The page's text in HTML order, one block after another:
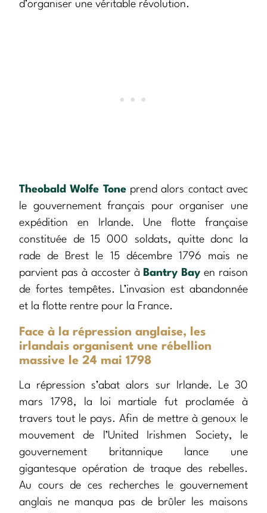
d’organiser une véritable révolution.
Theobald Wolfe Toneprend alors contact avec
le gouvernement français pour organiser une
expédition en Irlande. Une flotte française
constituée de 15 000 soldats, quitte donc la
rade de Brest le 15 décembre 1796 mais ne
parvient pas à accoster à Bantry Bay en raison
de fortes tempêtes. L’invasion est abandonnée
et la flotte rentre pour la France.
Face à la répression anglaise, les
irlandais organisent une rébellion
massive le 24 mai 1798
La répression s’abat alors sur Irlande. Le 30
mars 1798, la loi martiale fut proclamée à
travers tout le pays. Afin de mettre à genoux le
mouvement de l’United Irishmen Society, le
gouvernement britannique lance une
gigantesque opération de traque des rebelles.
Au cours de ces recherches le gouvernement
anglais ne manqua pas de brûler les maisons